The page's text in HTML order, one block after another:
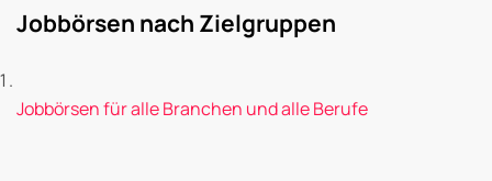
Jobbörsen nach Zielgruppen
Jobbörsen für alle Branchen und alle Berufe